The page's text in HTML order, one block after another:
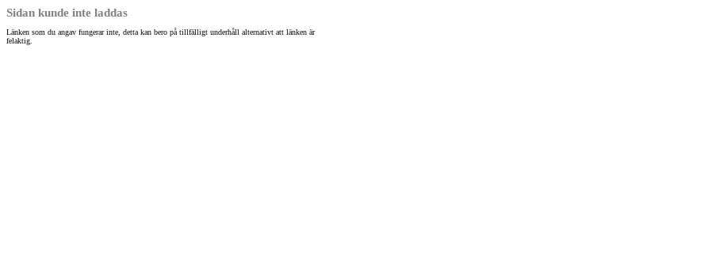
Sidan kunde inte laddas
Länken som du angav fungerar inte, detta kan bero på tillfälligt underhåll alternativt att länken är
felaktig.